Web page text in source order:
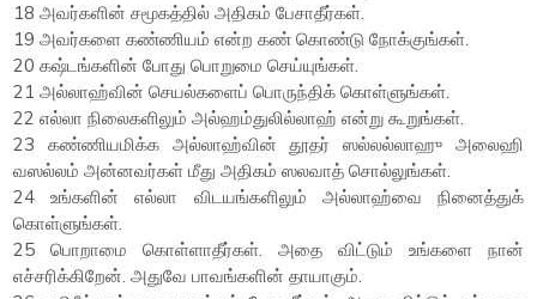
18 அவர்களின் சமூகத்தில் அதிகம் பேசாதீர்கள்.
19 அவர்களை கண்ணியம் என்ற கண் கொண்டு நோக்குங்கள்.
20 கஷ்டங்களின் போது பொறுமை செய்யுங்கள்.
21 அல்லாஹ்வின் செயல்களைப் பொருந்திக் கொள்ளுங்கள்.
22 எல்லா நிலைகளிலும் அல்ஹம்துலில்லாஹ் என்று கூறுங்கள்.
23 கண்ணியமிக்க அல்லாஹ்வின் தூதர் ஸல்லல்லாஹு அலைஹி
வஸல்லம் அன்னவர்கள் மீது அதிகம் ஸலவாத் சொல்லுங்கள்.
24 உங்களின் எல்லா விடயங்களிலும் அல்லாஹ்வை நினைத்துக்
கொள்ளுங்கள்.
25 பொறாமை கொள்ளாதீர்கள். அதை விட்டும் உங்களை நான்
எச்சரிக்கிறேன். அதுவே பாவங்களின் தாயாகும்.